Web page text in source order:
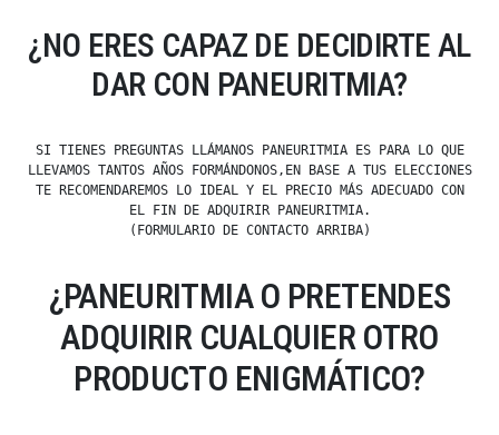
¿NO ERES CAPAZ DE DECIDIRTE AL
DAR CON PANEURITMIA?
SI TIENES PREGUNTAS LLÁMANOS PANEURITMIA ES PARA LO QUE
LLEVAMOS TANTOS AÑOS FORMÁNDONOS,EN BASE A TUS ELECCIONES
TE RECOMENDAREMOS LO IDEAL Y EL PRECIO MÁS ADECUADO CON
EL FIN DE ADQUIRIR PANEURITMIA.
(FORMULARIO DE CONTACTO ARRIBA)
¿PANEURITMIA O PRETENDES
ADQUIRIR CUALQUIER OTRO
PRODUCTO ENIGMÁTICO?